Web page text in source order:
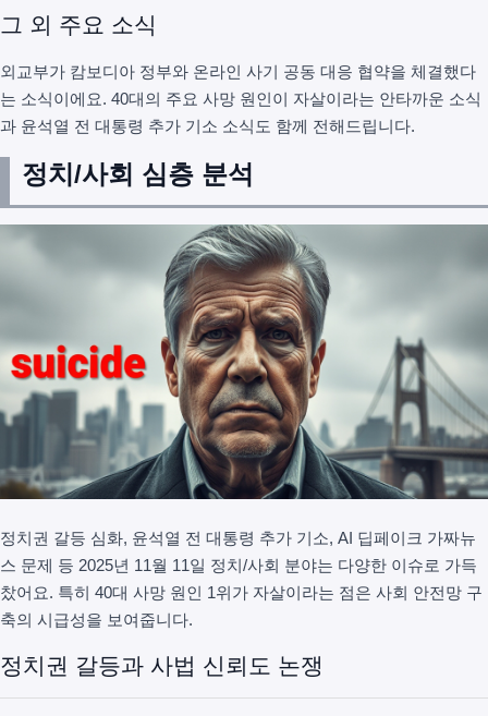
그 외 주요 소식
외교부가 캄보디아 정부와 온라인 사기 공동 대응 협약을 체결했다
는 소식이에요. 40대의 주요 사망 원인이 자살이라는 안타까운 소식
과 윤석열 전 대통령 추가 기소 소식도 함께 전해드립니다.
정치/사회 심층 분석
정치권 갈등 심화, 윤석열 전 대통령 추가 기소, AI 딥페이크 가짜뉴
스 문제 등 2025년 11월 11일 정치/사회 분야는 다양한 이슈로 가득
찼어요. 특히 40대 사망 원인 1위가 자살이라는 점은 사회 안전망 구
축의 시급성을 보여줍니다.
정치권 갈등과 사법 신뢰도 논쟁